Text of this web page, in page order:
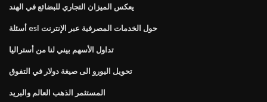
يعكس الميزان التجاري للبضائع في الهند
أسئلة esl حول الخدمات المصرفية عبر الإنترنت
تداول الأسهم بيني لنا من أستراليا
تحويل اليورو الى صيغة دولار في التفوق
المستثمر الذهب العالم والبريد